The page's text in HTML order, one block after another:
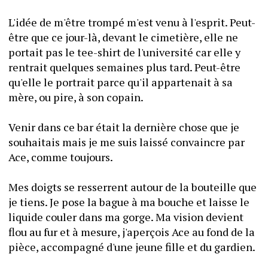
L'idée de m'être trompé m'est venu à l'esprit. Peut-
être que ce jour-là, devant le cimetière, elle ne
portait pas le tee-shirt de l'université car elle y
rentrait quelques semaines plus tard. Peut-être
qu'elle le portrait parce qu'il appartenait à sa
mère, ou pire, à son copain.
Venir dans ce bar était la dernière chose que je
souhaitais mais je me suis laissé convaincre par
Ace, comme toujours.
Mes doigts se resserrent autour de la bouteille que
je tiens. Je pose la bague à ma bouche et laisse le
liquide couler dans ma gorge. Ma vision devient
flou au fur et à mesure, j'aperçois Ace au fond de la
pièce, accompagné d'une jeune fille et du gardien.